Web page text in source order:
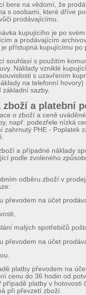
bere na vědomí, že
s osobami, které dříve
prodávajícímu.
kupujícího je po
a prodávajícím
přístupná kupujícímu po
souhlasí s použitím
Náklady vzniklé
s uzavřením
na telefonní
základní sazby.
zboží a platební
o zboží a ceně
např. podezřele nízká
zahrnutý PHE - Poplatek
a případné náklady
podle zvoleného
odběru zboží v
převodem na účet
malých spotřebičů
převodem na účet
platby převodem na
cenu do 36 hodin od
případě platby v
při převzetí zboží.